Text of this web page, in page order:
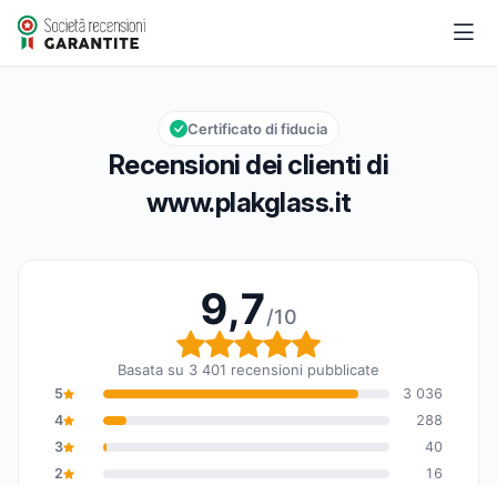
www.plakglass.it
Valutazione globale: 9,7 su 10
9,7/10
Recensioni dei clienti di
www.plakglass.it
Certificato di fiducia
9,7/10
Valutazione globale:
Basata su 3 401 recensioni pubblicate
5
3 036
4
288
3
40
2
16